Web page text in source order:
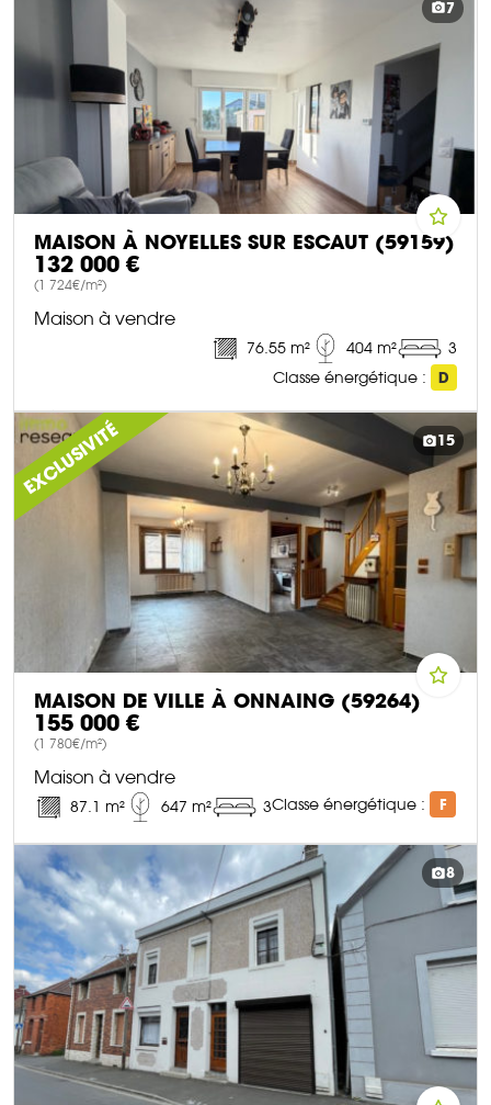
7
MAISON À NOYELLES SUR ESCAUT (59159)
132 000 €
(1 724€/m²)
Maison à vendre
76.55 m² 404 m²
3
Classe énergétique :
D
DÉCOUVRIR CE BIEN
EXCLUSIVITÉ 15
MAISON DE VILLE À ONNAING (59264)
155 000 €
(1 780€/m²)
Maison à vendre
87.1 m² 647 m² 3Classe énergétique : F
DÉCOUVRIR CE BIEN
8